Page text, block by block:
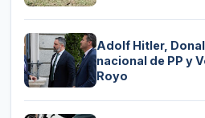
Adolf Hitler,
nacional de PP y
Royo